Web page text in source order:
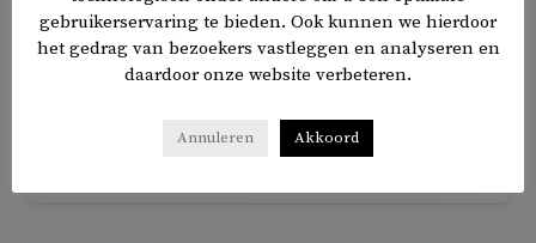
de jaren veertig en naderen de tachtig. We willen nu actie
ondernemen.’
in
gebruikerservaring te bieden. Ook kunnen we hierdoor
het gedrag van bezoekers vastleggen en analyseren en
daardoor onze website verbeteren.
Annuleren Akkoord